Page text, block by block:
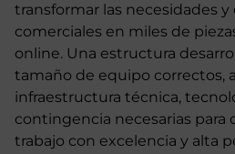
transformar las necesidades y
comerciales en miles de
online. Una estructura
tamaño de equipo correctos,
infraestructura técnica,
contingencia necesarias para
trabajo con excelencia y alta